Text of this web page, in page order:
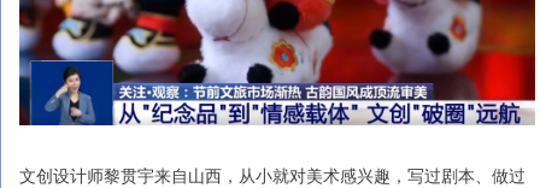
文创设计师黎贯宇来自山西，从小就对美术感兴趣，写过剧本、做过